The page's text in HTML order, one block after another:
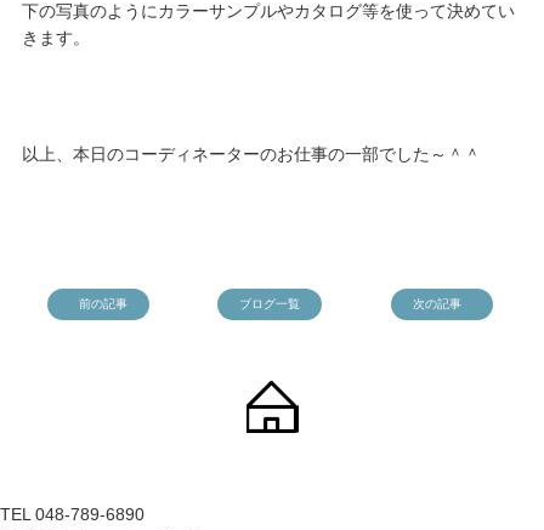
下の写真のようにカラーサンプルやカタログ等を使って決めてい
きます。
以上、本日のコーディネーターのお仕事の一部でした～＾＾
前の記事 ブログ一覧 次の記事
TEL 048-789-6890